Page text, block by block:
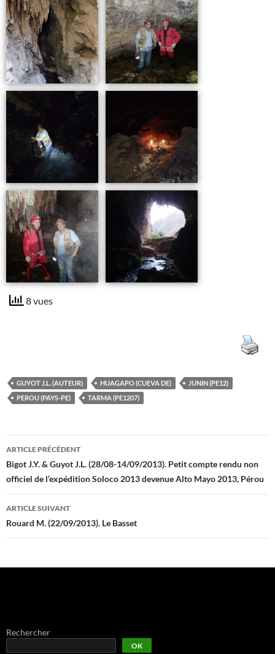
8 vues
GUYOT J.L. (AUTEUR) HUAGAPO (CUEVA DE)
JUNIN (PE12)
PEROU (PAYS-PE)
TARMA (PE1207)
Navigation
des
articles
ARTICLE PRÉCÉDENT
Bigot J.Y. & Guyot J.L. (28/08-14/09/2013). Petit compte rendu non
officiel de l’expédition Soloco 2013 devenue Alto Mayo 2013, Pérou
ARTICLE SUIVANT
Rouard M. (22/09/2013). Le Basset
Rechercher
OK